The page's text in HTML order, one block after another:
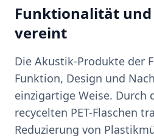
Funktionalität und
vereint
Die Akustik-Produkte der
Funktion, Design und
einzigartige Weise. Durch
recycelten PET-Flaschen
Reduzierung von